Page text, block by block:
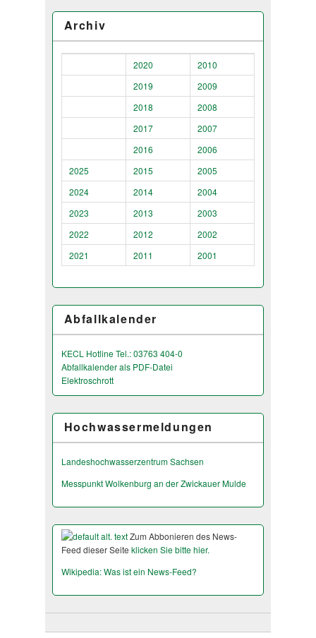
Archiv
2020
2010
2019
2009
2018
2008
2017
2007
2016
2006
2025
2015
2005
2024
2014
2004
2023
2013
2003
2022
2012
2002
2021
2011 2001
Abfallkalender
KECL Hotline Tel.: 03763 404-0
Abfallkalender als PDF-Datei
Elektroschrott
Hochwassermeldungen
Landeshochwas­serzentrum Sachsen
Messpunkt Wolkenburg an der Zwickauer Mulde
Zum Abbonieren des News-
Feed dieser Seite klicken Sie bitte hier.
Wikipedia: Was ist ein News-Feed?